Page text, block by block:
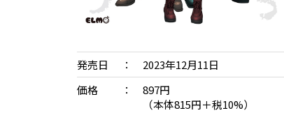
発売日
2023年12月11日
価格
897円
（本体815円＋税10%）